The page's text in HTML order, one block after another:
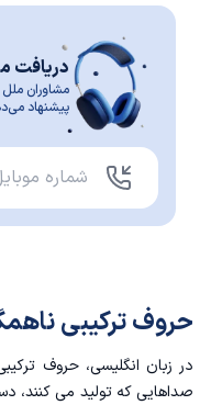
دریافت
مشاوران ملل
پیشنهاد
حروف ترکیبی
در زبان انگلیسی، حروف
صداهایی که تولید می کنند،